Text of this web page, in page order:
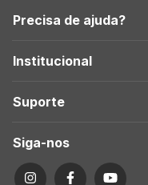
Precisa de ajuda?
Institucional
Suporte
Siga-nos